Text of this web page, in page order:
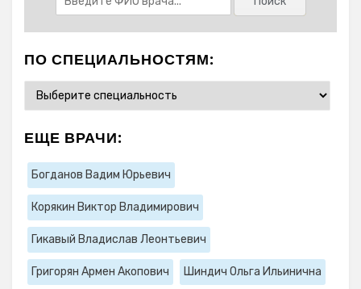
ПО СПЕЦИАЛЬНОСТЯМ:
ЕЩЕ ВРАЧИ:
Богданов Вадим Юрьевич
Корякин Виктор Владимирович
Гикавый Владислав Леонтьевич
Григорян Армен Акопович Шиндич Ольга Ильинична